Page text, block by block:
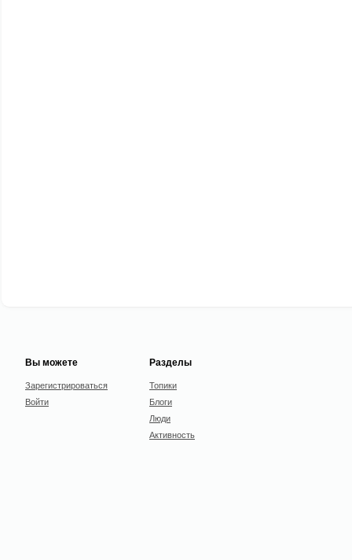
Вы можете
Зарегистрироваться
Войти
Разделы
Топики
Блоги
Люди
Активность